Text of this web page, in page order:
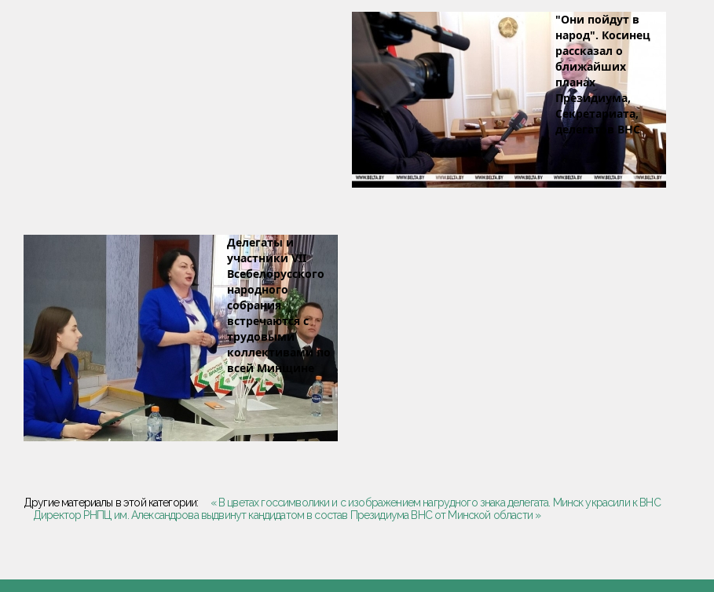
"Они пойдут в
народ". Косинец
рассказал о
ближайших
планах
Президиума,
Секретариата,
делегатов ВНС
Делегаты и
участники VII
Всебелорусского
народного
собрания
встречаются с
трудовыми
коллективами по
всей Минщине
Другие материалы в этой категории:
« В цветах госсимволики и с изображением нагрудного знака делегата. Минск украсили к ВНС
Директор РНПЦ им. Александрова выдвинут кандидатом в состав Президиума ВНС от Минской области »